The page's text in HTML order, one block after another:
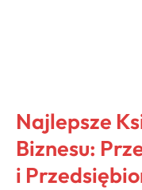
Najlepsze
Biznesu:
i